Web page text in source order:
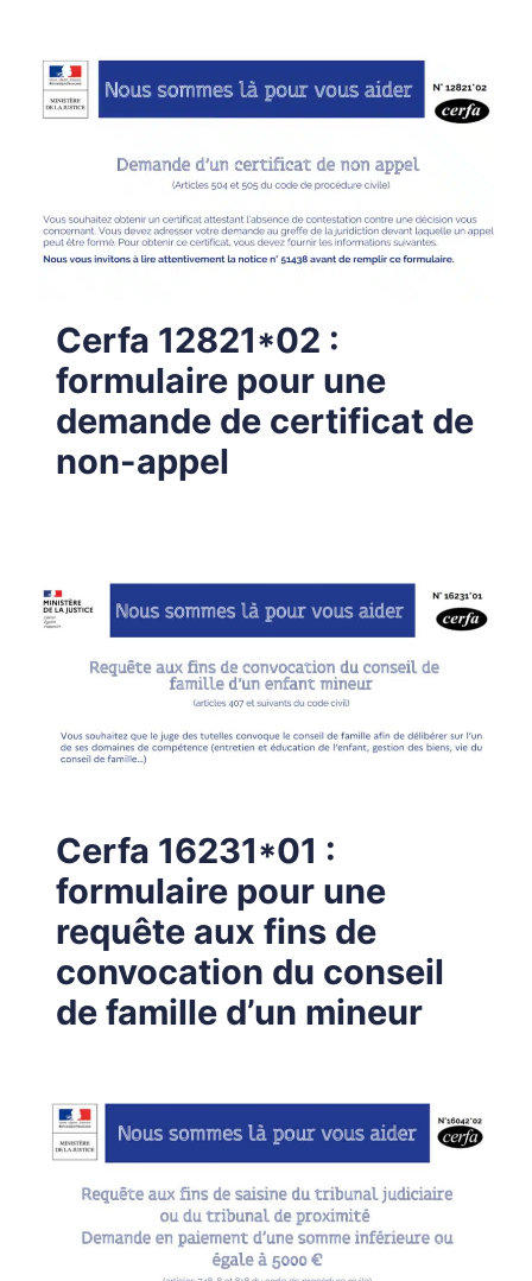
Cerfa 12821*02 :
formulaire pour une
demande de certificat de
non-appel
Cerfa 16231*01 :
formulaire pour une
requête aux fins de
convocation du conseil
de famille d’un mineur